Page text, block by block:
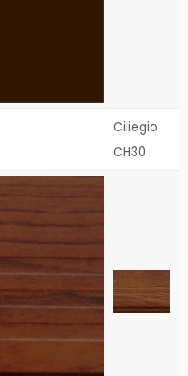
Ciliegio
CH30